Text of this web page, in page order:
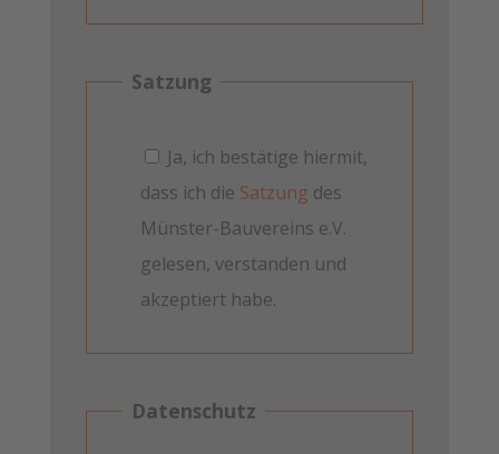
Satzung
Ja, ich bestätige hiermit,
dass ich die Satzung des
Münster-Bauvereins e.V.
gelesen, verstanden und
akzeptiert habe.
Datenschutz